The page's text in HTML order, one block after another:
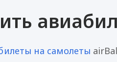
на самолеты